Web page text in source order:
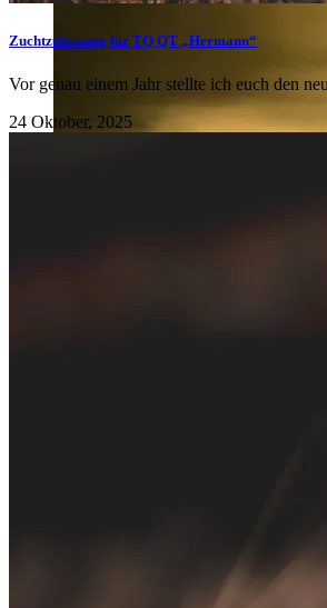
Zuchtzulassung für TQ QT „Hermann“
Vor genau einem Jahr stellte ich euch den
24 Oktober, 2025